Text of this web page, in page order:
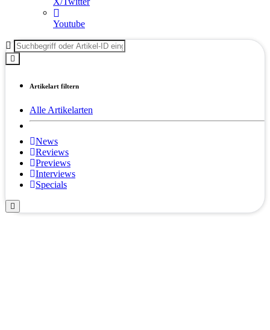
Youtube
Artikelart filtern
Alle Artikelarten
News
Reviews
Previews
Interviews
Specials